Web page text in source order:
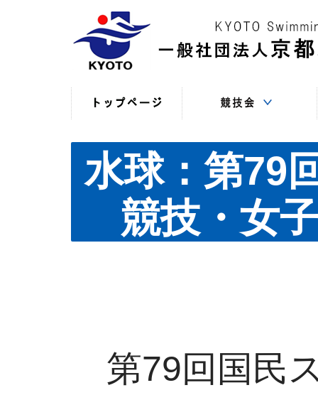
（現年度）
（過年度以前）
（申込・連絡事項等）
水球：第79
競技・女
第79回国民